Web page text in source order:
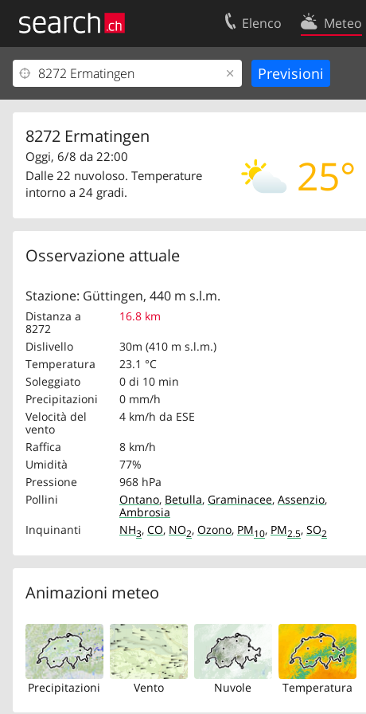
Elenco Meteo
8272 Ermatingen
25°
Oggi, 6/8 da 22:00
Dalle 22 nuvoloso. Temperature
intorno a 24 gradi.
Osservazione attuale
Stazione: Güttingen, 440 m s.l.m.
Distanza a
8272
16.8 km
Dislivello
30m (410 m s.l.m.)
Temperatura
23.1 °C
Soleggiato
0 di 10 min
Precipitazioni
0 mm/h
Velocità del
vento
4 km/h da ESE
Raffica
8 km/h
Umidità
77%
Pressione
968 hPa
Pollini
Ontano, Betulla, Graminacee, Assenzio,
Ambrosia
Inquinanti
NH3, CO, NO2, Ozono, PM10, PM2.5, SO2
Animazioni meteo
Precipitazioni Vento Nuvole Temperatura
Il vostro profolio
Area clienti
Contatti
Condizioni d’uso